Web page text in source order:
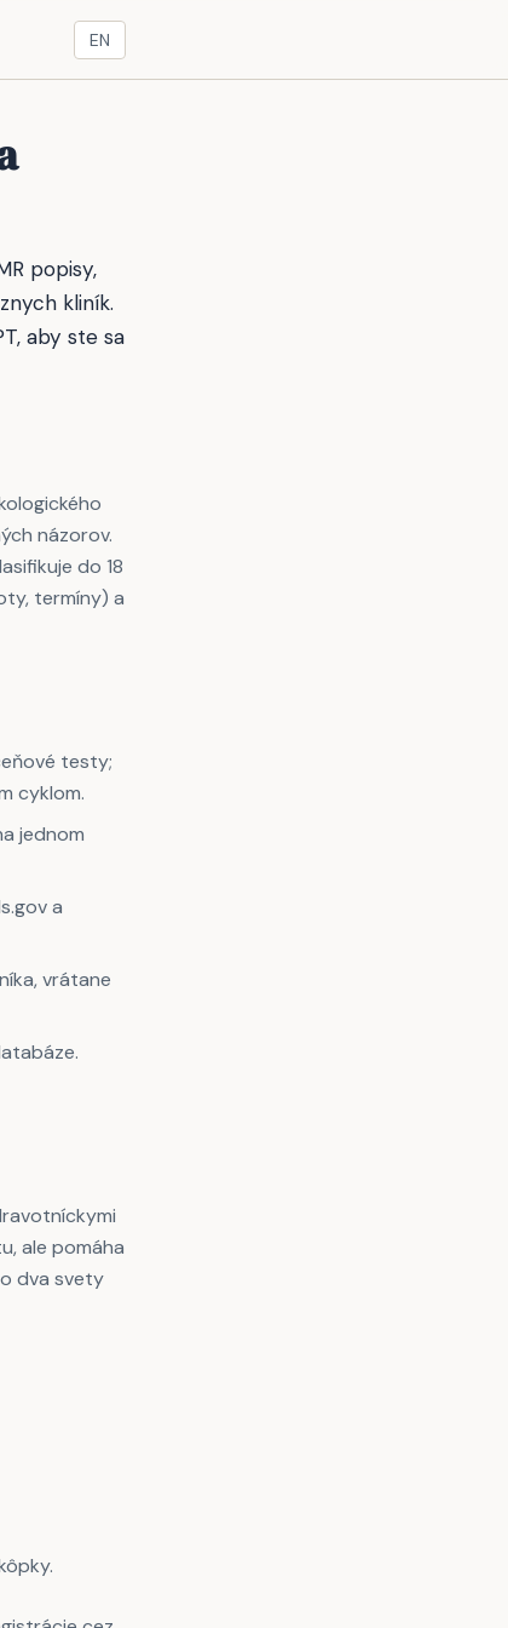
EN
popisy,
kliník.
aby ste sa
názorov.
do 18
termíny) a
testy;
cyklom.
jednom
a
vrátane
ale pomáha
dva svety